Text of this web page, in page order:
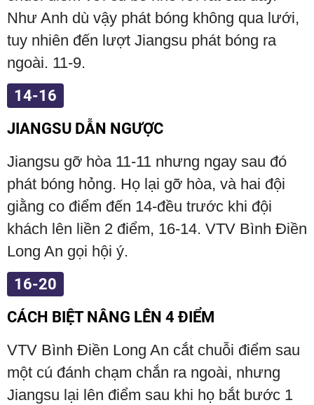
Như Anh dù vậy phát bóng không qua lưới,
tuy nhiên đến lượt Jiangsu phát bóng ra
ngoài. 11-9.
14-16
JIANGSU DẪN NGƯỢC
Jiangsu gỡ hòa 11-11 nhưng ngay sau đó
phát bóng hỏng. Họ lại gỡ hòa, và hai đội
giằng co điểm đến 14-đều trước khi đội
khách lên liền 2 điểm, 16-14. VTV Bình Điền
Long An gọi hội ý.
16-20
CÁCH BIỆT NÂNG LÊN 4 ĐIỂM
VTV Bình Điền Long An cắt chuỗi điểm sau
một cú đánh chạm chắn ra ngoài, nhưng
Jiangsu lại lên điểm sau khi họ bắt bước 1